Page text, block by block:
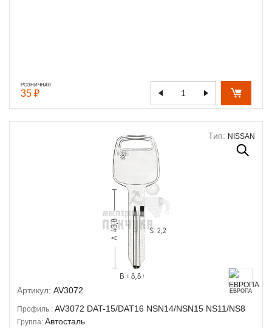
РОЗНИЧНАЯ
35 ₽
Тип: NISSAN
Артикул: AV3072 ЕВРОПА
Профиль : AV3072 DAT-15/DAT16 NSN14/NSN15 NS11/NS8
Группа: Автосталь